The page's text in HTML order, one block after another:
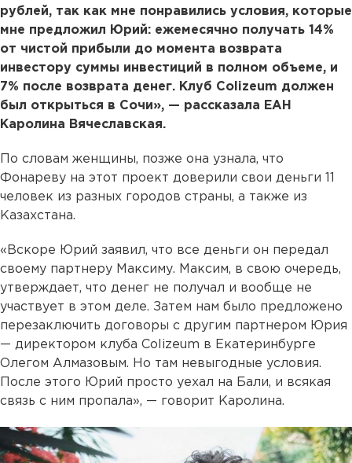
рублей, так как мне понравились условия, которые
мне предложил Юрий: ежемесячно получать 14%
от чистой прибыли до момента возврата
инвестору суммы инвестиций в полном объеме, и
7% после возврата денег. Клуб Colizeum должен
был открыться в Сочи», — рассказала ЕАН
Каролина Вячеславская.
По словам женщины, позже она узнала, что
Фонареву на этот проект доверили свои деньги 11
человек из разных городов страны, а также из
Казахстана.
«Вскоре Юрий заявил, что все деньги он передал
своему партнеру Максиму. Максим, в свою очередь,
утверждает, что денег не получал и вообще не
участвует в этом деле. Затем нам было предложено
перезаключить договоры с другим партнером Юрия
— директором клуба Colizeum в Екатеринбурге
Олегом Алмазовым. Но там невыгодные условия.
После этого Юрий просто уехал на Бали, и всякая
связь с ним пропала», — говорит Каролина.